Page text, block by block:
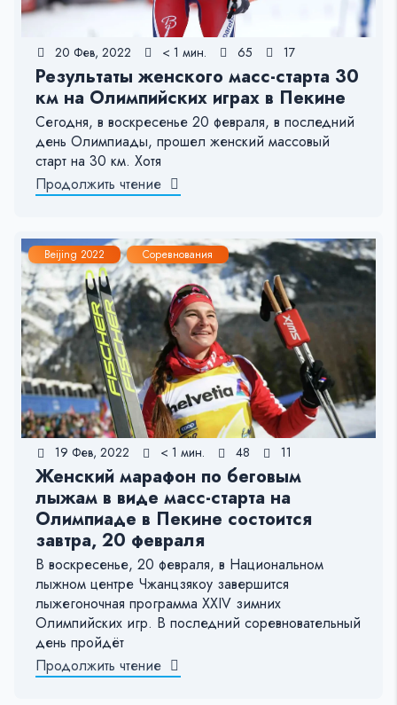
20 Фев, 2022 < 1 мин. 65 17
Результаты женского масс-старта 30
км на Олимпийских играх в Пекине
Сегодня, в воскресенье 20 февраля, в последний
день Олимпиады, прошел женский массовый
старт на 30 км. Хотя
Продолжить чтение
Beijing 2022 Соревнования
19 Фев, 2022 < 1 мин. 48 11
Женский марафон по беговым
лыжам в виде масс-старта на
Олимпиаде в Пекине состоится
завтра, 20 февраля
В воскресенье, 20 февраля, в Национальном
лыжном центре Чжанцзякоу завершится
лыжегоночная программа XXIV зимних
Олимпийских игр. В последний соревновательный
день пройдёт
Продолжить чтение